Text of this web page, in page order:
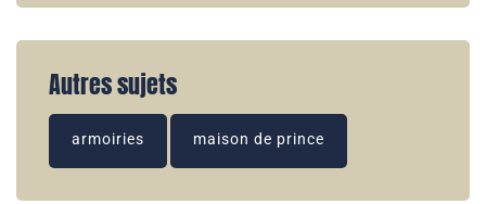
Autres sujets
armoiries maison de prince